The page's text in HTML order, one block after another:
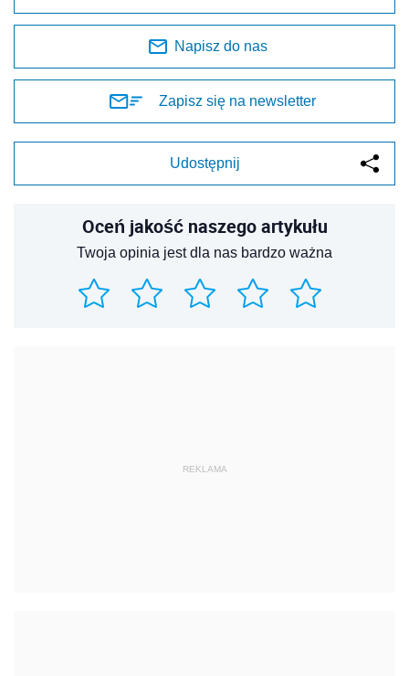
Napisz do nas
Zapisz się na newsletter
Udostępnij
Oceń jakość naszego artykułu
Twoja opinia jest dla nas bardzo ważna
REKLAMA